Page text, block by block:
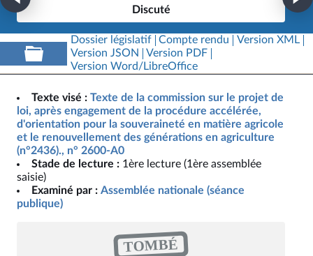
Discuté
Dossier législatif Compte rendu
Version XML
Version JSON
Version PDF
Version Word/LibreOffice
Texte visé : Texte de la commission sur le projet de
loi, après engagement de la procédure accélérée,
d'orientation pour la souveraineté en matière agricole
et le renouvellement des générations en agriculture
(n°2436)., n° 2600-A0
Stade de lecture : 1ère lecture (1ère assemblée
saisie)
Examiné par : Assemblée nationale (séance
publique)
TOMBÉ